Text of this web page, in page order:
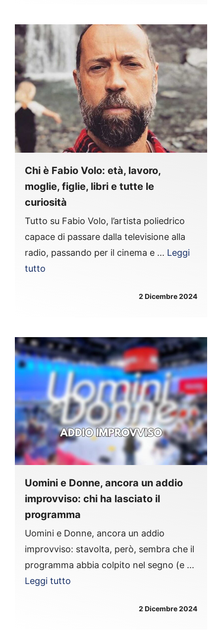
Chi è Fabio Volo: età, lavoro,
moglie, figlie, libri e tutte le
curiosità
Tutto su Fabio Volo, l’artista poliedrico
capace di passare dalla televisione alla
radio, passando per il cinema e ... Leggi
tutto
2 Dicembre 2024
Uomini e Donne, ancora un addio
improvviso: chi ha lasciato il
programma
Uomini e Donne, ancora un addio
improvviso: stavolta, però, sembra che il
programma abbia colpito nel segno (e ...
Leggi tutto
2 Dicembre 2024